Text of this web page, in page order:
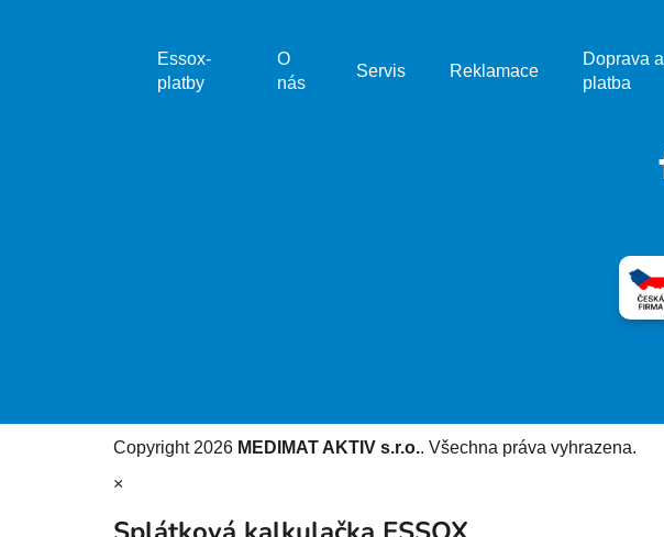
Essox-
platby
O
nás
Servis Reklamace
Doprava a
platba
Copyright 2026 MEDIMAT AKTIV s.r.o.. Všechna práva vyhrazena.
×